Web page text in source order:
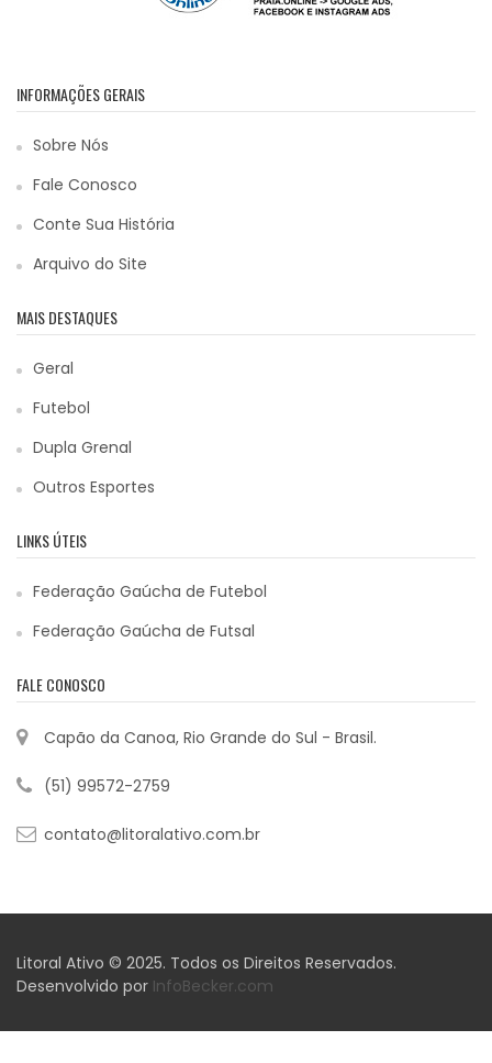
INFORMAÇÕES GERAIS
Sobre Nós
Fale Conosco
Conte Sua História
Arquivo do Site
MAIS DESTAQUES
Geral
Futebol
Dupla Grenal
Outros Esportes
LINKS ÚTEIS
Federação Gaúcha de Futebol
Federação Gaúcha de Futsal
FALE CONOSCO
Capão da Canoa, Rio Grande do Sul - Brasil.
(51) 99572-2759
contato@litoralativo.com.br
Litoral Ativo © 2025. Todos os Direitos Reservados.
Desenvolvido por InfoBecker.com